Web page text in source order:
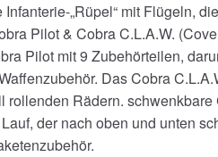
„Rüpel“ mit Flügeln,
Pilot & Cobra C.L.A.W.
Pilot mit 9 Zubehörteilen,
Das Cobra
rollenden Rädern.
der nach oben und unten